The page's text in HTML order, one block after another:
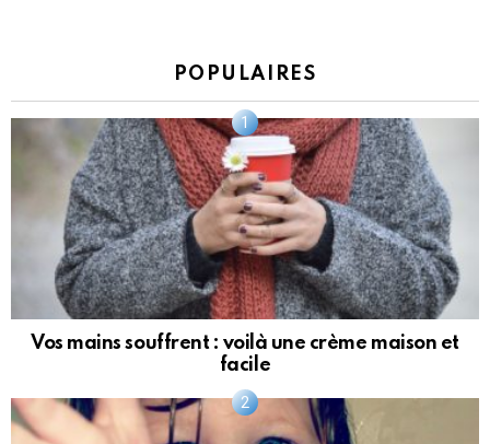
POPULAIRES
Vos mains souffrent : voilà une crème maison et
facile